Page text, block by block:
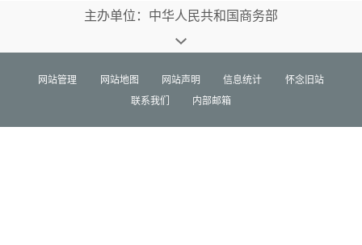
主办单位：中华人民共和国商务部
网站管理 网站地图 网站声明 信息统计
怀念旧站
联系我们
内部邮箱